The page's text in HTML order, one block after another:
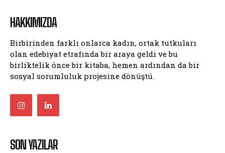
HAKKIMIZDA
Birbirinden farklı onlarca kadın, ortak tutkuları
olan edebiyat etrafında bir araya geldi ve bu
birliktelik önce bir kitaba, hemen ardından da bir
sosyal sorumluluk projesine dönüştü.
SON YAZILAR